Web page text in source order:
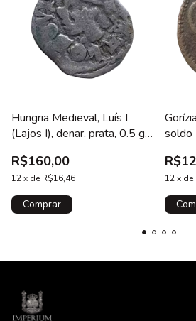
Hungria Medieval, Luís I
(Lajos I), denar, prata, 0.5 g,
sarraceno / cruz patriarcal,
N# 103222
R$160,00
12x de R$16,46
soldo
12x de